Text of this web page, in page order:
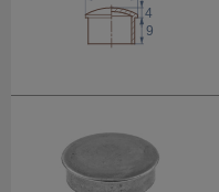
4
9